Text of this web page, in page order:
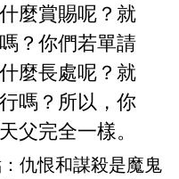
麼賞賜呢？就
？你們若單請
麼長處呢？就
嗎？所以，你
父完全一樣。
仇恨和謀殺是魔鬼